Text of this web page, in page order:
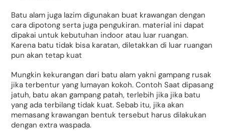
Batu alam juga lazim digunakan buat krawangan dengan
cara dipotong serta juga pengukiran. material ini dapat
dipakai untuk kebutuhan indoor atau luar ruangan.
Karena batu tidak bisa karatan, diletakkan di luar ruangan
pun akan tetap kuat
Mungkin kekurangan dari batu alam yakni gampang rusak
jika terbentur yang lumayan kokoh. Contoh Saat dipasang
jatuh, batu akan gampang patah, terlebih jika jika batu
yang ada terbilang tidak kuat. Sebab itu, jika akan
memasang krawangan bentuk tersebut harus dilakukan
dengan extra waspada.